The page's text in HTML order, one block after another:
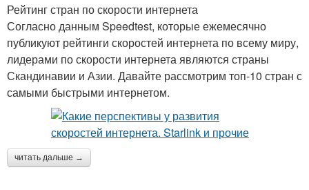
Рейтинг стран по скорости интернета
Согласно данным Speedtest, которые ежемесячно
публикуют рейтинги скоростей интернета по всему миру,
лидерами по скорости интернета являются страны
Скандинавии и Азии. Давайте рассмотрим топ-10 стран с
самыми быстрыми интернетом.
читать дальше →